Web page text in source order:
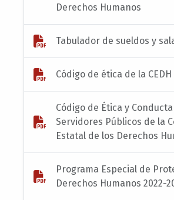
Derechos Humanos
Tabulador de sueldos y
Código de ética de la CEDH
Código de Ética y
Servidores Públicos de la
Estatal de los Derechos
Programa Especial de
Derechos Humanos 2022-